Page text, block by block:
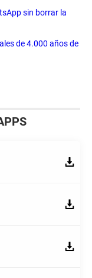
sin borrar la
de 4.000 años de